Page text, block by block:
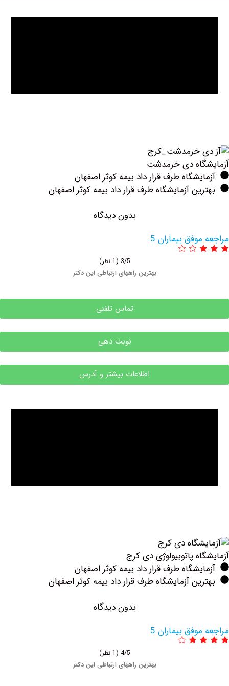
‏دی ‏خرمدشت
طرف قرار داد بیمه کوثر اصفهان
آزمایشگاه طرف قرار داد بیمه کوثر اصفهان
بدون دیدگاه
بیماران 5
بهترین راههای ارتباطی این دکتر
تماس تلفنی
نوبت دهی
اطلاعات بیشتر و آدرس
پاتوبیولوژی دی کرج
طرف قرار داد بیمه کوثر اصفهان
آزمایشگاه طرف قرار داد بیمه کوثر اصفهان
بدون دیدگاه
بیماران 5
بهترین راههای ارتباطی این دکتر